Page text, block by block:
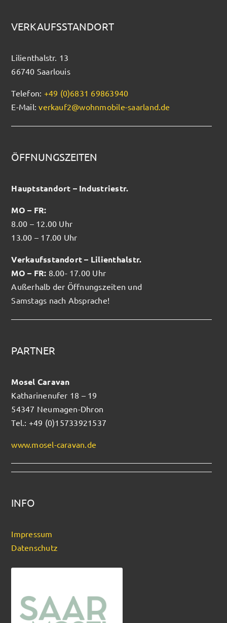
VERKAUFSSTANDORT
Lilienthalstr. 13
66740 Saarlouis
Telefon: +49 (0)6831 69863940
E-Mail:verkauf2@wohnmobile-saarland.de
ÖFFNUNGSZEITEN
Hauptstandort – Industriestr.
MO – FR:
8.00 – 12.00 Uhr
13.00 – 17.00 Uhr
Verkaufsstandort – Lilienthalstr.
MO – FR: 8.00- 17.00 Uhr
Außerhalb der Öffnungszeiten und
Samstags nach Absprache!
PARTNER
Mosel Caravan
Katharinenufer 18 – 19
54347 Neumagen-Dhron
Tel.: +49 (0)15733921537
www.mosel-caravan.de
INFO
Impressum
Datenschutz